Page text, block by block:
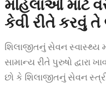
મહિલાઓ માટે
કેવી રીતે કરવું
શિલાજીતનું સેવન સ્વાસ્થ્ય
સામાન્ય રીતે પુરુષો દ્વારા
છો કે શિલાજીતનું સેવન